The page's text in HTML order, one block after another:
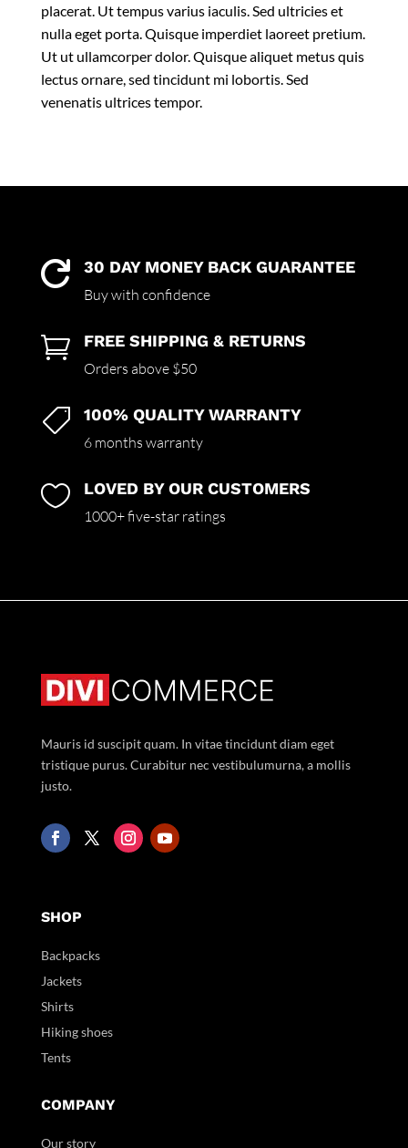
placerat. Ut tempus varius iaculis. Sed ultricies et
nulla eget porta. Quisque imperdiet laoreet pretium.
Ut ut ullamcorper dolor. Quisque aliquet metus quis
lectus ornare, sed tincidunt mi lobortis. Sed
venenatis ultrices tempor.
 30 DAY MONEY BACK GUARANTEE
Buy with confidence
 FREE SHIPPING & RETURNS
Orders above $50
 100% QUALITY WARRANTY
6 months warranty
 LOVED BY OUR CUSTOMERS
1000+ five-star ratings
Mauris id suscipit quam. In vitae tincidunt diam eget
tristique purus. Curabitur nec vestibulumurna, a mollis
justo.
SHOP
Backpacks
Jackets
Shirts
Hiking shoes
Tents
COMPANY
Our story